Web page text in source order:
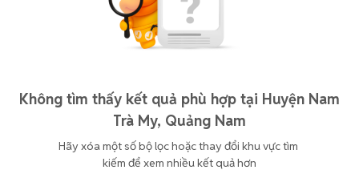
Không tìm thấy kết quả phù hợp tại Huyện Nam
Trà My, Quảng Nam
Hãy xóa một số bộ lọc hoặc thay đổi khu vực tìm
kiếm để xem nhiều kết quả hơn